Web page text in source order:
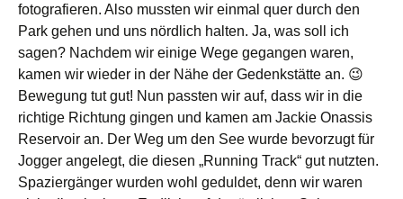
fotografieren. Also mussten wir einmal quer durch den
Park gehen und uns nördlich halten. Ja, was soll ich
sagen? Nachdem wir einige Wege gegangen waren,
kamen wir wieder in der Nähe der Gedenkstätte an. 😉
Bewegung tut gut! Nun passten wir auf, dass wir in die
richtige Richtung gingen und kamen am Jackie Onassis
Reservoir an. Der Weg um den See wurde bevorzugt für
Jogger angelegt, die diesen „Running Track“ gut nutzten.
Spaziergänger wurden wohl geduldet, denn wir waren